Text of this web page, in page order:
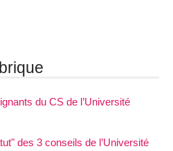
du CS de l’Université
des 3 conseils de l’Université